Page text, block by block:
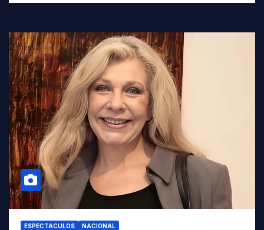
ESPECTACULOS NACIONAL